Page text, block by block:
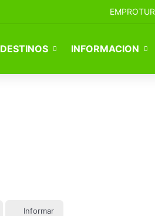
EMPROTUR
DESTINOS INFORMACION
Informar